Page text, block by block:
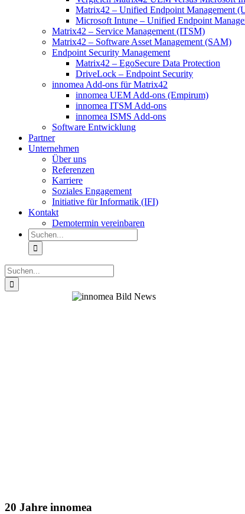
Matrix42 – Unified Endpoint Management
Microsoft Intune – Unified Endpoint
Matrix42 – Service Management (ITSM)
Matrix42 – Software Asset Management (SAM)
Endpoint Security Management
Matrix42 – EgoSecure Data Protection
DriveLock – Endpoint Security
innomea Add-ons für Matrix42
innomea UEM Add-ons (Empirum)
innomea ITSM Add-ons
innomea ISMS Add-ons
Software Entwicklung
Partner
Unternehmen
Über uns
Referenzen
Karriere
Soziales Engagement
Initiative für Informatik (IFI)
Kontakt
Demotermin vereinbaren
Suche
nach:
Suche
nach:
20 Jahre innomea